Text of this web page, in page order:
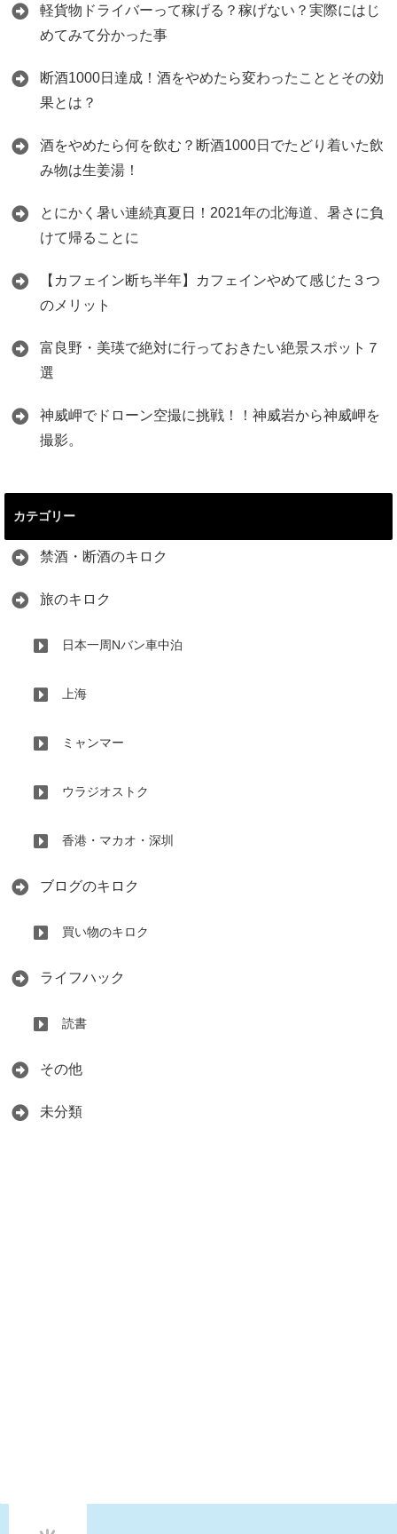
軽貨物ドライバーって稼げる？稼げない？実際にはじ
めてみて分かった事
断酒1000日達成！酒をやめたら変わったこととその効
果とは？
酒をやめたら何を飲む？断酒1000日でたどり着いた飲
み物は生姜湯！
とにかく暑い連続真夏日！2021年の北海道、暑さに負
けて帰ることに
【カフェイン断ち半年】カフェインやめて感じた３つ
のメリット
富良野・美瑛で絶対に行っておきたい絶景スポット７
選
神威岬でドローン空撮に挑戦！！神威岩から神威岬を
撮影。
カテゴリー
禁酒・断酒のキロク
旅のキロク
日本一周Nバン車中泊
上海
ミャンマー
ウラジオストク
香港・マカオ・深圳
ブログのキロク
買い物のキロク
ライフハック
読書
その他
未分類